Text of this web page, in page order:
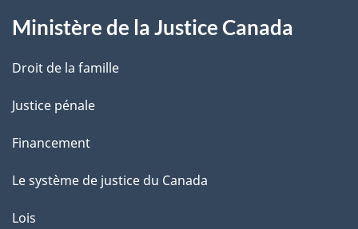
e
Ministère de la Justice Canada
Droit de la famille
Justice pénale
Financement
Le système de justice du Canada
Lois